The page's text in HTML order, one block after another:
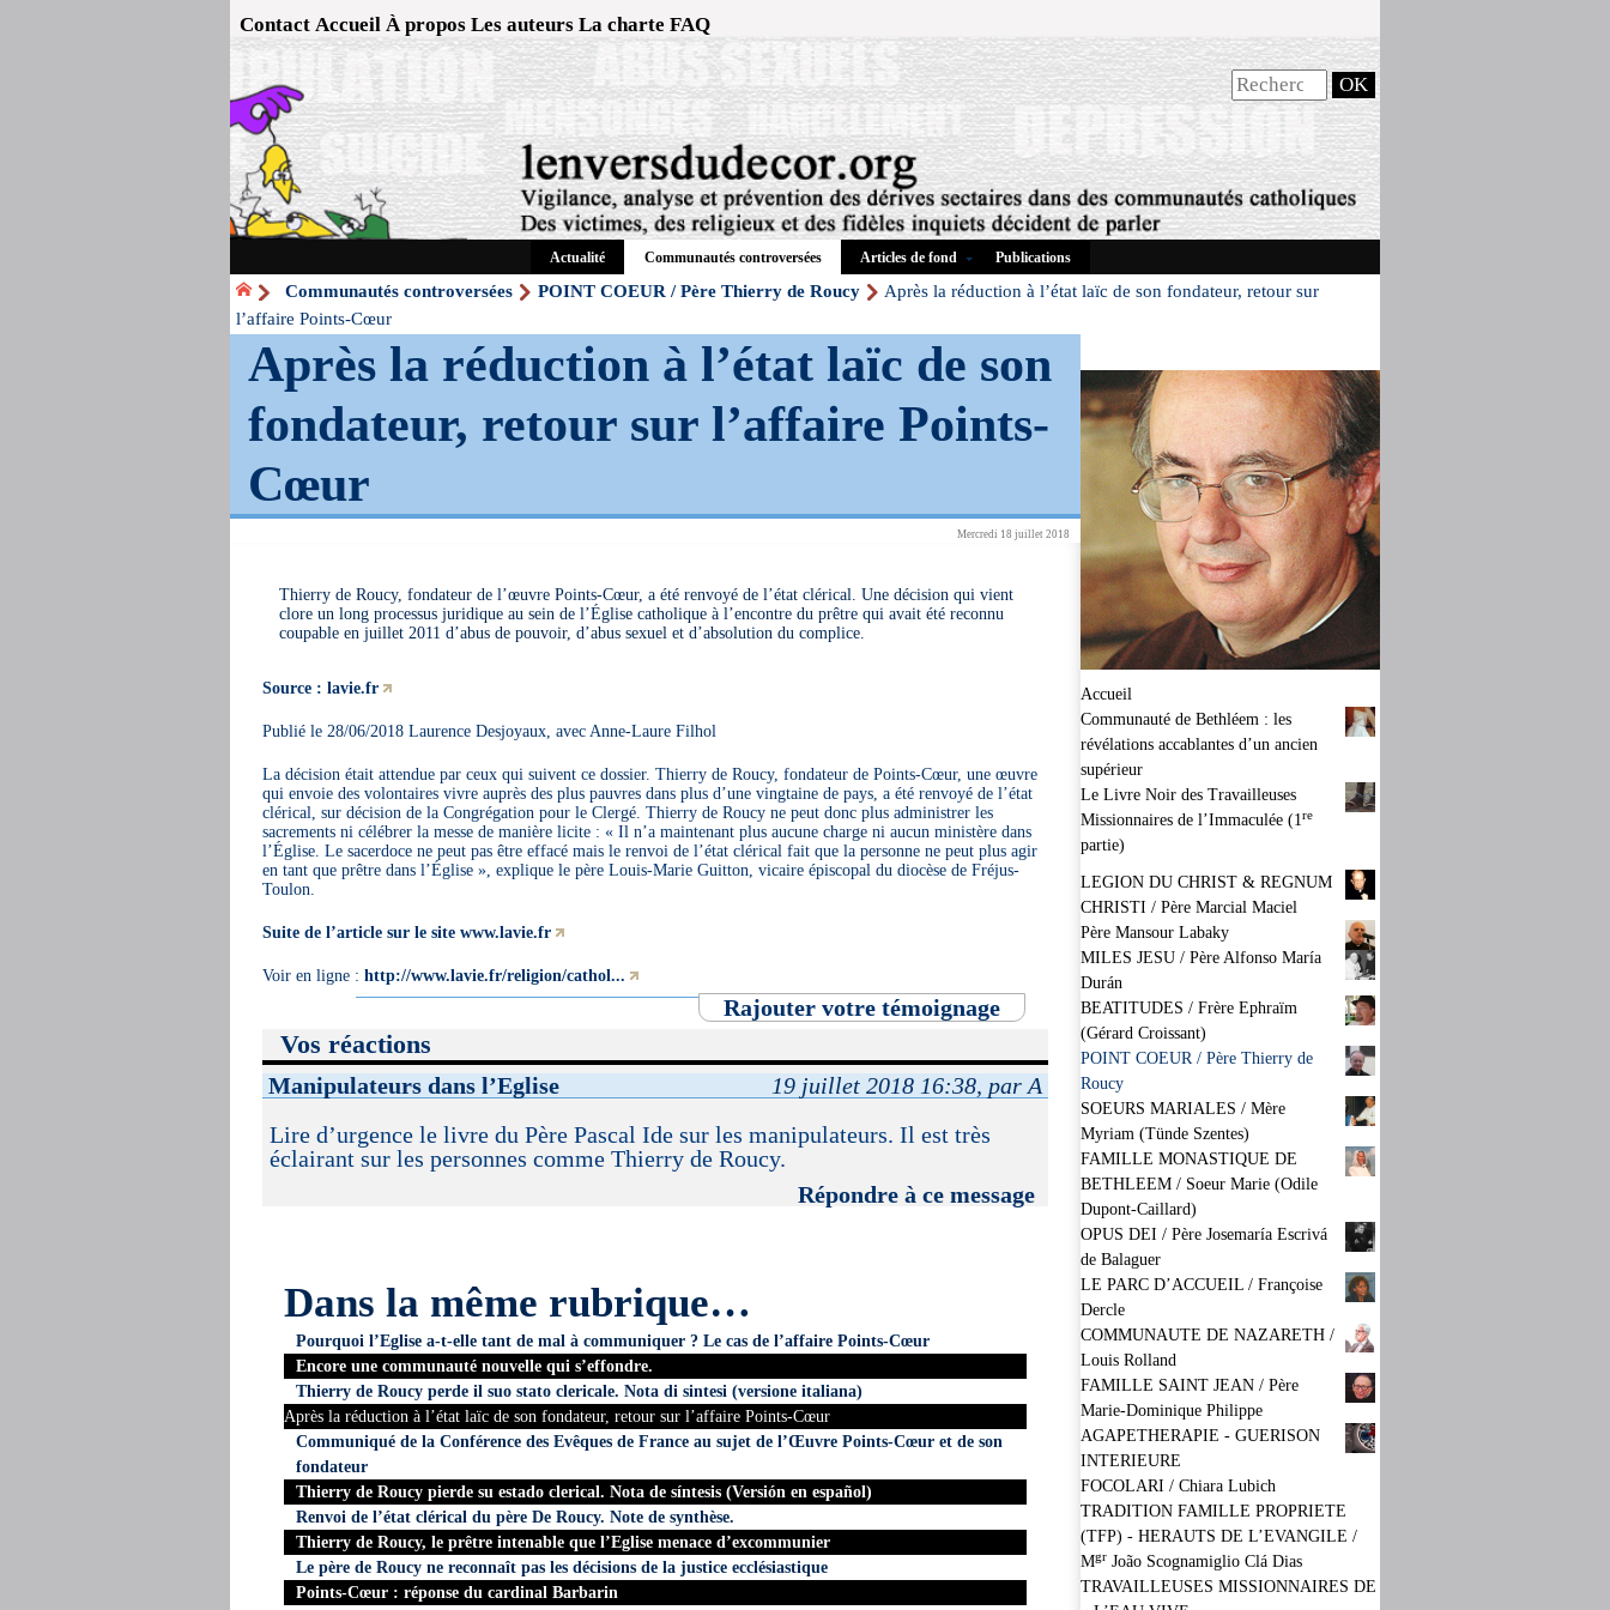
Contact Accueil À propos Les auteurs La charte FAQ
Actualité Communautés controversées Articles de fond Publications
Communautés controversées POINT COEUR / Père Thierry de Roucy
Après la réduction à l’état laïc de son fondateur, retour sur
l’affaire Points-Cœur
Après la réduction à l’état laïc de son
fondateur, retour sur l’affaire Points-
Cœur
Mercredi 18 juillet 2018
Thierry de Roucy, fondateur de l’œuvre Points-Cœur, a été renvoyé de l’état clérical. Une décision qui vient
clore un long processus juridique au sein de l’Église catholique à l’encontre du prêtre qui avait été reconnu
coupable en juillet 2011 d’abus de pouvoir, d’abus sexuel et d’absolution du complice.
Source : lavie.fr
Publié le 28/06/2018 Laurence Desjoyaux, avec Anne-Laure Filhol
La décision était attendue par ceux qui suivent ce dossier. Thierry de Roucy, fondateur de Points-Cœur, une œuvre
qui envoie des volontaires vivre auprès des plus pauvres dans plus d’une vingtaine de pays, a été renvoyé de l’état
clérical, sur décision de la Congrégation pour le Clergé. Thierry de Roucy ne peut donc plus administrer les
sacrements ni célébrer la messe de manière licite : « Il n’a maintenant plus aucune charge ni aucun ministère dans
l’Église. Le sacerdoce ne peut pas être effacé mais le renvoi de l’état clérical fait que la personne ne peut plus agir
en tant que prêtre dans l’Église », explique le père Louis-Marie Guitton, vicaire épiscopal du diocèse de Fréjus-
Toulon.
Suite de l’article sur le site www.lavie.fr
Voir en ligne : http://www.lavie.fr/religion/cathol...
Rajouter votre témoignage
Vos réactions
Manipulateurs dans l’Eglise
19 juillet 2018 16:38, par A
Lire d’urgence le livre du Père Pascal Ide sur les manipulateurs. Il est très
éclairant sur les personnes comme Thierry de Roucy.
Répondre à ce message
Dans la même rubrique…
Pourquoi l’Eglise a-t-elle tant de mal à communiquer ? Le cas de l’affaire Points-Cœur
Encore une communauté nouvelle qui s’effondre.
Thierry de Roucy perde il suo stato clericale. Nota di sintesi (versione italiana)
Après la réduction à l’état laïc de son fondateur, retour sur l’affaire Points-Cœur
Communiqué de la Conférence des Evêques de France au sujet de l’Œuvre Points-Cœur et de son
fondateur
Thierry de Roucy pierde su estado clerical. Nota de síntesis (Versión en español)
Renvoi de l’état clérical du père De Roucy. Note de synthèse.
Thierry de Roucy, le prêtre intenable que l’Eglise menace d’excommunier
Le père de Roucy ne reconnaît pas les décisions de la justice ecclésiastique
Points-Cœur : réponse du cardinal Barbarin
Accueil
Communauté de Bethléem : les
révélations accablantes d’un ancien
supérieur
Le Livre Noir des Travailleuses
Missionnaires de l’Immaculée (1re
partie)
LEGION DU CHRIST & REGNUM
CHRISTI / Père Marcial Maciel
Père Mansour Labaky
MILES JESU / Père Alfonso María
Durán
BEATITUDES / Frère Ephraïm
(Gérard Croissant)
POINT COEUR / Père Thierry de
Roucy
SOEURS MARIALES / Mère
Myriam (Tünde Szentes)
FAMILLE MONASTIQUE DE
BETHLEEM / Soeur Marie (Odile
Dupont-Caillard)
OPUS DEI / Père Josemaría Escrivá
de Balaguer
LE PARC D’ACCUEIL / Françoise
Dercle
COMMUNAUTE DE NAZARETH /
Louis Rolland
FAMILLE SAINT JEAN / Père
Marie-Dominique Philippe
AGAPETHERAPIE - GUERISON
INTERIEURE
FOCOLARI / Chiara Lubich
TRADITION FAMILLE PROPRIETE
(TFP) - HERAUTS DE L’EVANGILE /
Mgr João Scognamiglio Clá Dias
TRAVAILLEUSES MISSIONNAIRES DE